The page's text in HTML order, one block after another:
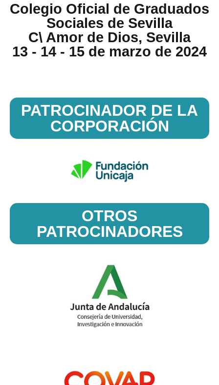
Colegio Oficial de Graduados
Sociales de Sevilla
C\ Amor de Dios, Sevilla
13 - 14 - 15 de marzo de 2024
PATROCINADOR DE LA
CORPORACIÓN
OTROS
PATROCINADORES